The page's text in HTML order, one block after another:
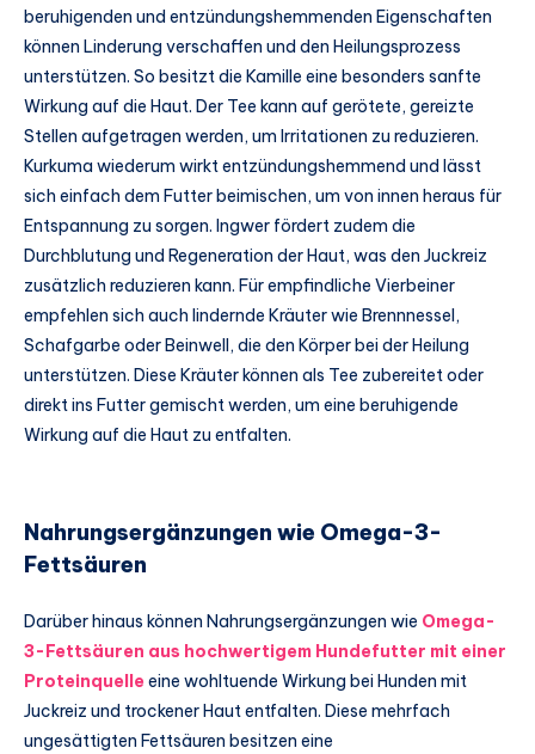
beruhigenden und entzündungshemmenden Eigenschaften
können Linderung verschaffen und den Heilungsprozess
unterstützen. So besitzt die Kamille eine besonders sanfte
Wirkung auf die Haut. Der Tee kann auf gerötete, gereizte
Stellen aufgetragen werden, um Irritationen zu reduzieren.
Kurkuma wiederum wirkt entzündungshemmend und lässt
sich einfach dem Futter beimischen, um von innen heraus für
Entspannung zu sorgen. Ingwer fördert zudem die
Durchblutung und Regeneration der Haut, was den Juckreiz
zusätzlich reduzieren kann. Für empfindliche Vierbeiner
empfehlen sich auch lindernde Kräuter wie Brennnessel,
Schafgarbe oder Beinwell, die den Körper bei der Heilung
unterstützen. Diese Kräuter können als Tee zubereitet oder
direkt ins Futter gemischt werden, um eine beruhigende
Wirkung auf die Haut zu entfalten.
Nahrungsergänzungen wie Omega-3-
Fettsäuren
Darüber hinaus können Nahrungsergänzungen wie Omega-
3-Fettsäuren aus hochwertigem Hundefutter mit einer
Proteinquelle eine wohltuende Wirkung bei Hunden mit
Juckreiz und trockener Haut entfalten. Diese mehrfach
ungesättigten Fettsäuren besitzen eine